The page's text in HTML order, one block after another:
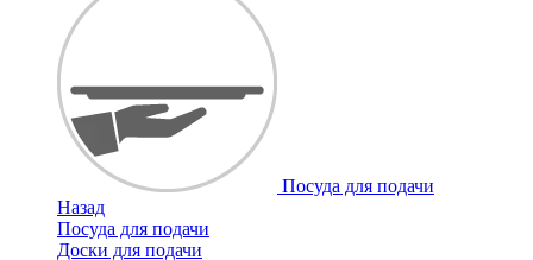
Посуда для подачи
Назад
Посуда для подачи
Доски для подачи